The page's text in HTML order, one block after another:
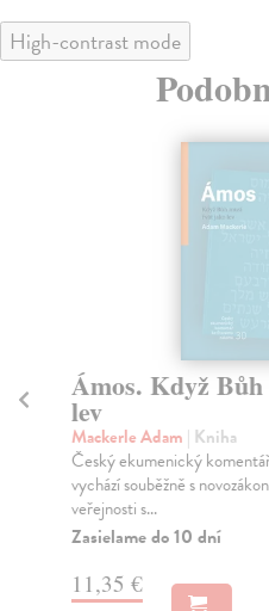
High-contrast mode
Tajemství
Mackerle Ivan
Je velký rozdíl mezi lovci
záhadology, hledači
jim...
Zasielame do 12 dní
10,00 €